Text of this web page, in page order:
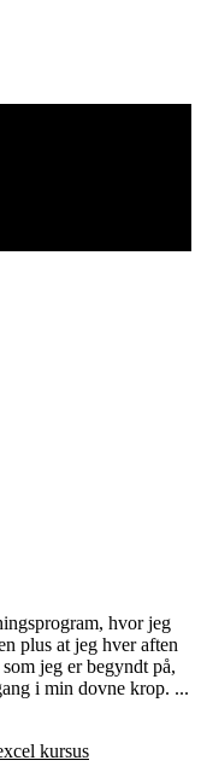
hvor jeg
plus at jeg hver aften
jeg er begyndt på,
i min dovne krop. ...
kursus